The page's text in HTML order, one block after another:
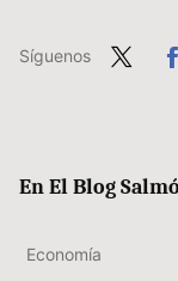
Síguenos
En El Blog
Economía